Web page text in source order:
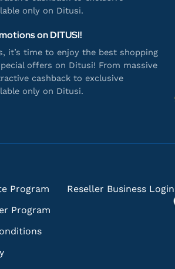
only on Ditusi.
on DITUSI!
it’s time to enjoy the best shopping
offers on Ditusi! From massive
cashback to exclusive
only on Ditusi.
Program
Program
Reseller Business Login